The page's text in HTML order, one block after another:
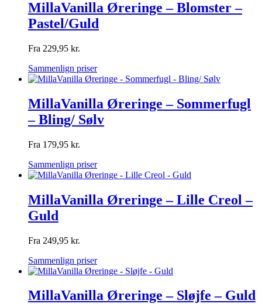
MillaVanilla Øreringe – Blomster –
Pastel/Guld
Fra 229,95 kr.
Sammenlign priser
MillaVanilla Øreringe – Sommerfugl
– Bling/ Sølv
Fra 179,95 kr.
Sammenlign priser
MillaVanilla Øreringe – Lille Creol –
Guld
Fra 249,95 kr.
Sammenlign priser
MillaVanilla Øreringe – Sløjfe – Guld